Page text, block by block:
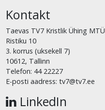
Kontakt
Taevas TV7 Kristlik Ühing MTÜ
Ristiku 10
3. korrus (uksekell 7)
10612, Tallinn
Telefon: 44 22227
E-posti aadress: tv7@tv7.ee
LinkedIn